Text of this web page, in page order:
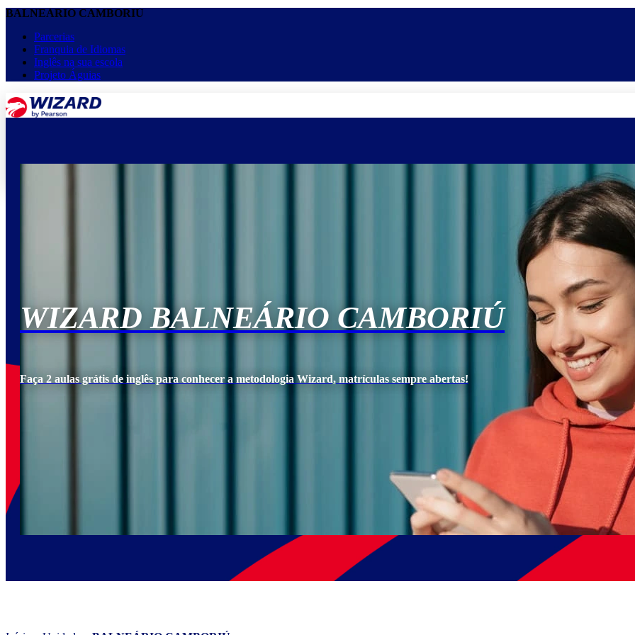
BALNEÁRIO CAMBORIÚ
Parcerias
Franquia de Idiomas
Inglês na sua escola
Projeto Águias
Equipe
WIZARD BALNEÁRIO CAMBORIÚ
Faça 2 aulas grátis de inglês para conhecer a metodologia Wizard, matrículas sempre abertas!